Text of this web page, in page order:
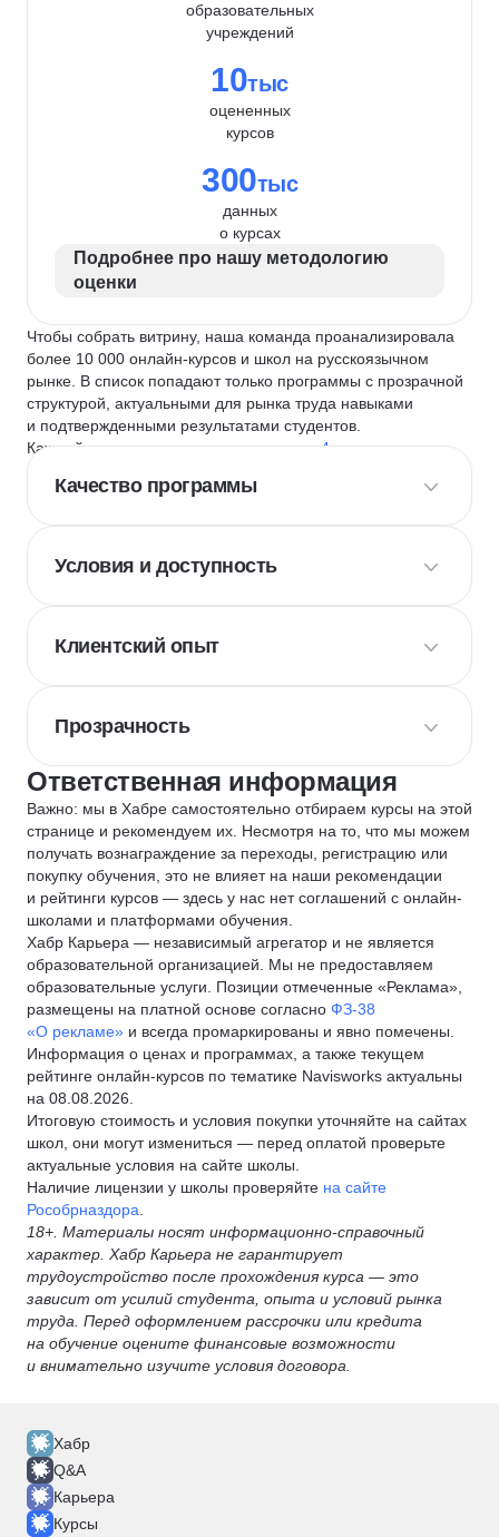
образовательных
учреждений
10тыс
оцененных
курсов
300тыс
данных
о курсах
Подробнее про нашу методологию
оценки
Чтобы собрать витрину, наша команда проанализировала
более 10 000 онлайн-курсов и школ на русскоязычном
рынке. В список попадают только программы с прозрачной
структурой, актуальными для рынка труда навыками
и подтвержденными результатами студентов.
Каждый курс и школу мы оцениваем по
4 критериям
Качество программы
Условия и доступность
Клиентский опыт
Прозрачность
Ответственная информация
Важно: мы в Хабре самостоятельно отбираем курсы на этой
странице и рекомендуем их. Несмотря на то, что мы можем
получать вознаграждение за переходы, регистрацию или
покупку обучения, это не влияет на наши рекомендации
и рейтинги курсов — здесь у нас нет соглашений с онлайн-
школами и платформами обучения.
Хабр Карьера — независимый агрегатор и не является
образовательной организацией. Мы не предоставляем
образовательные услуги. Позиции отмеченные «Реклама»,
размещены на платной основе согласно ФЗ-38
«О рекламе» и всегда промаркированы и явно помечены.
Информация о ценах и программах, а также текущем
рейтинге онлайн-курсов по тематике Navisworks актуальны
на 08.08.2026.
Итоговую стоимость и условия покупки уточняйте на сайтах
школ, они могут измениться — перед оплатой проверьте
актуальные условия на сайте школы.
Наличие лицензии у школы проверяйте на сайте
Рособрназдора
18+. Материалы носят информационно-справочный
характер. Хабр Карьера не гарантирует
трудоустройство после прохождения курса — это
зависит от усилий студента, опыта и условий рынка
труда. Перед оформлением рассрочки или кредита
на обучение оцените финансовые возможности
и внимательно изучите условия договора.
Хабр
Q&A
Карьера
Курсы